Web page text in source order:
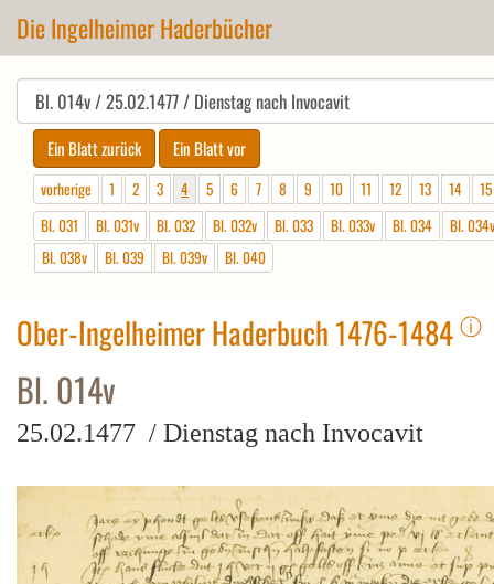
Die Ingelheimer Haderbücher
vorherige 1 2 3 4 5 6 7 8 9 10 11 12 13 14
15
Bl. 031
Bl. 031v Bl. 032 Bl. 032v Bl. 033 Bl. 033v Bl. 034
Bl. 034v
Bl. 038v
Bl. 039 Bl. 039v Bl. 040
Ober-Ingelheimer Haderbuch 1476-1484 ⓘ
Bl. 014v
25.02.1477 / Dienstag nach Invocavit